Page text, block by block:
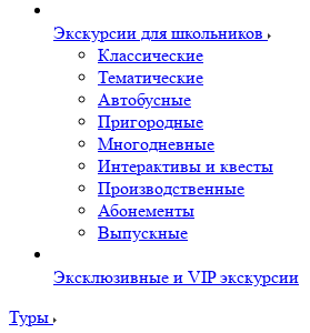
Экскурсии для школьников
Классические
Тематические
Автобусные
Пригородные
Многодневные
Интерактивы и квесты
Производственные
Абонементы
Выпускные
Эксклюзивные и VIP экскурсии
Туры